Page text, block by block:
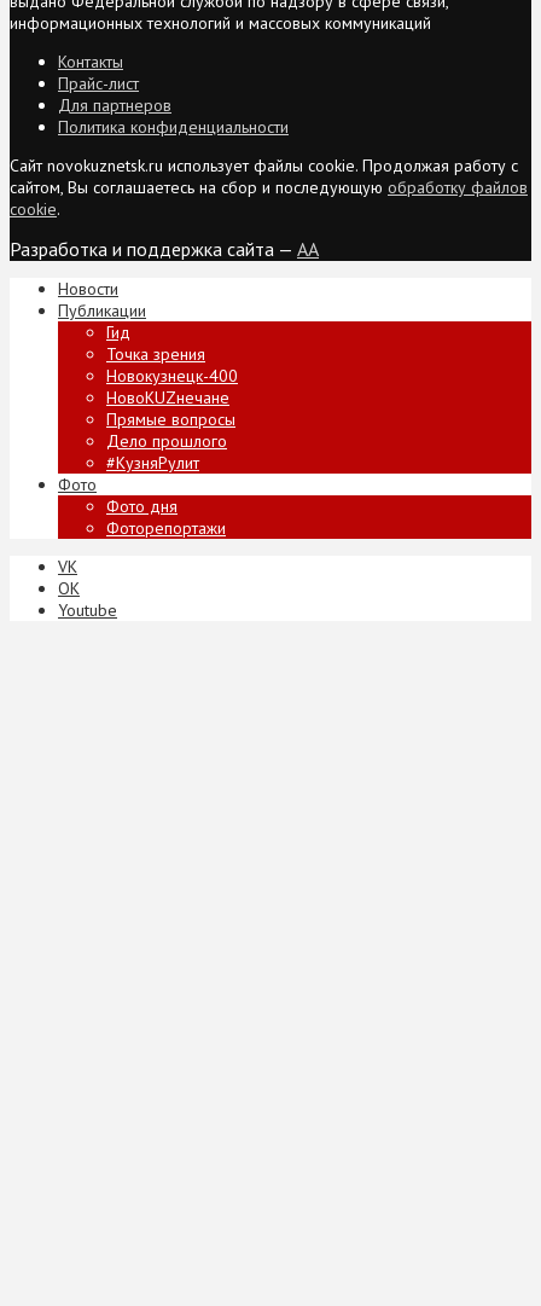
информационных технологий и массовых коммуникаций
Контакты
Прайс-лист
Для партнеров
Политика конфиденциальности
Сайт novokuznetsk.ru использует файлы cookie. Продолжая работу с
сайтом, Вы соглашаетесь на сбор и последующую обработку файлов
cookie.
Разработка и поддержка сайта — AA
Новости
Публикации
Гид
Точка зрения
Новокузнецк-400
НовоKUZнечане
Прямые вопросы
Дело прошлого
#КузняРулит
Фото
Фото дня
Фоторепортажи
VK
ОК
Youtube